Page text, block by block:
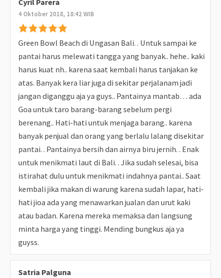
Cyril Parera
4 Oktober 2018, 18:42 WIB
Green Bowl Beach di Ungasan Bali. . Untuk sampai ke
pantai harus melewati tangga yang banyak.. hehe.. kaki
harus kuat nh.. karena saat kembali harus tanjakan ke
atas. Banyak kera liar juga di sekitar perjalanam jadi
jangan diganggu aja ya guys.. Pantainya mantab… ada
Goa untuk taro barang-barang sebelum pergi
berenang.. Hati-hati untuk menjaga barang.. karena
banyak penjual dan orang yang berlalu lalang disekitar
pantai. . Pantainya bersih dan airnya biru jernih. . Enak
untuk menikmati laut di Bali. . Jika sudah selesai, bisa
istirahat dulu untuk menikmati indahnya pantai.. Saat
kembali jika makan di warung karena sudah lapar, hati-
hati jioa ada yang menawarkan jualan dan urut kaki
atau badan. Karena mereka memaksa dan langsung
minta harga yang tinggi. Mending bungkus aja ya
guyss.
Satria Palguna